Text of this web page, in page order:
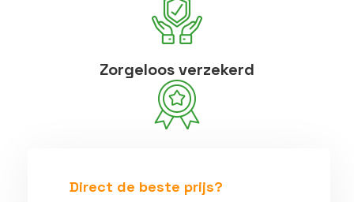
Zorgeloos verzekerd
Direct de beste prijs?